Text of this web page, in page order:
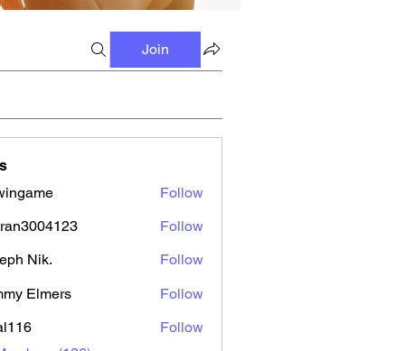
Join
Follow
Follow
Nik.
Follow
Elmers
Follow
Follow